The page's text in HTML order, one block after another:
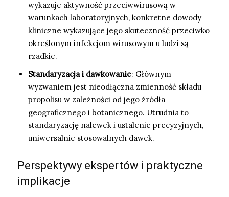
wykazuje aktywność przeciwwirusową w
warunkach laboratoryjnych, konkretne dowody
kliniczne wykazujące jego skuteczność przeciwko
określonym infekcjom wirusowym u ludzi są
rzadkie.
Standaryzacja i dawkowanie: Głównym
wyzwaniem jest nieodłączna zmienność składu
propolisu w zależności od jego źródła
geograficznego i botanicznego. Utrudnia to
standaryzację nalewek i ustalenie precyzyjnych,
uniwersalnie stosowalnych dawek.
Perspektywy ekspertów i praktyczne
implikacje